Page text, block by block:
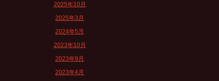
2025年10月
2025年3月
2024年5月
2023年10月
2023年9月
2023年4月